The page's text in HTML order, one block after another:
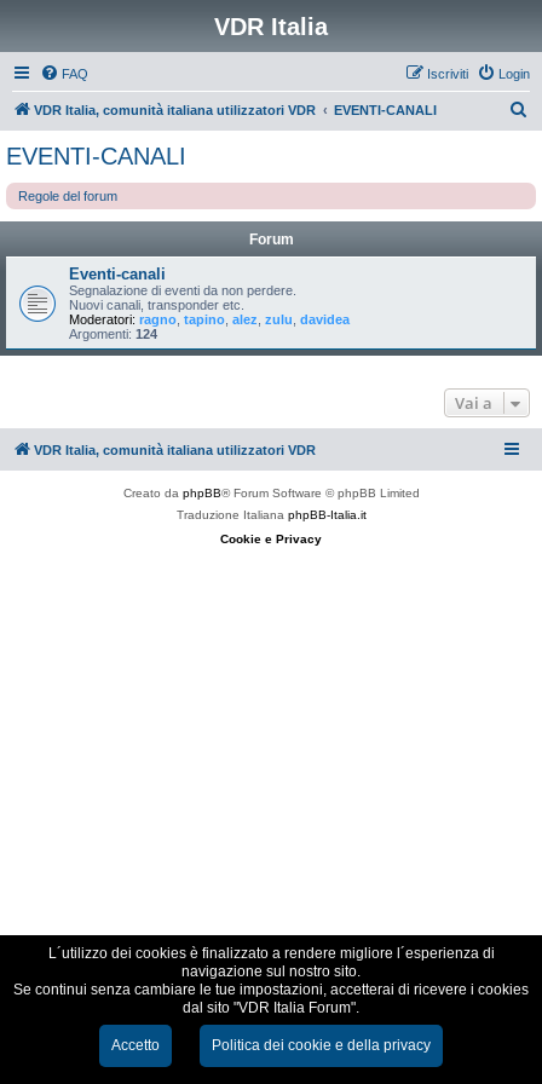
VDR Italia
FAQ Login
Iscriviti
VDR Italia, comunità italiana utilizzatori VDR EVENTI-CANALI
a
EVENTI-CANALI
Regole del forum
Forum
Eventi-canali
Segnalazione di eventi da non perdere.
Nuovi canali, transponder etc.
Moderatori: ragno tapino alez zulu davidea
Argomenti: 124
Vai a
VDR Italia, comunità italiana utilizzatori VDR
Creato da phpBB® Forum Software © phpBB Limited
Traduzione Italiana phpBB-Italia.it
Cookie e Privacy
L´utilizzo dei cookies è finalizzato a rendere migliore l´esperienza di
navigazione sul nostro sito.
Se continui senza cambiare le tue impostazioni, accetterai di ricevere i cookies
dal sito "VDR Italia Forum".
Accetto Politica dei cookie e della privacy